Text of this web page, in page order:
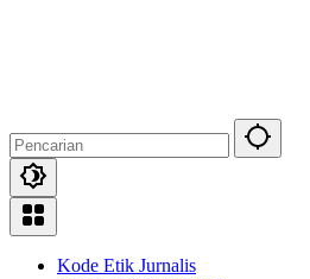
Kode Etik Jurnalis